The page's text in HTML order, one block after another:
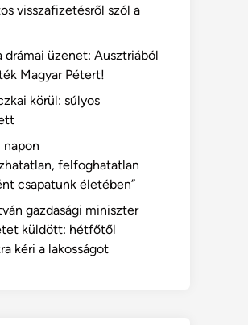
visszafizetésről szól a
drámai üzenet: Ausztriából
Magyar Pétert!
körül: súlyos
felfoghatatlan
csapatunk életében”
gazdasági miniszter
küldött: hétfőtől
kéri a lakosságot